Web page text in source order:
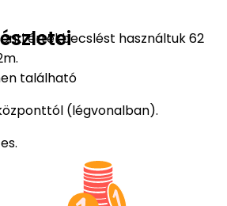
értékbecslést használtuk 62
található
(légvonalban).